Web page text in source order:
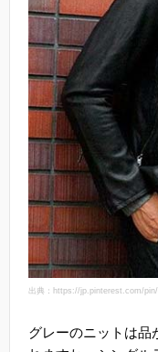
出典：https://jp.pinterest.com/pin/
グレーのニットは品